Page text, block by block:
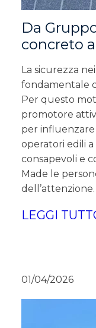
Da
concreto
La sicurezza
fondamentale
Per questo
promotore
per influenzare
operatori edili
consapevoli e
Made le
dell’attenzione.
LEGGI
01/04/2026